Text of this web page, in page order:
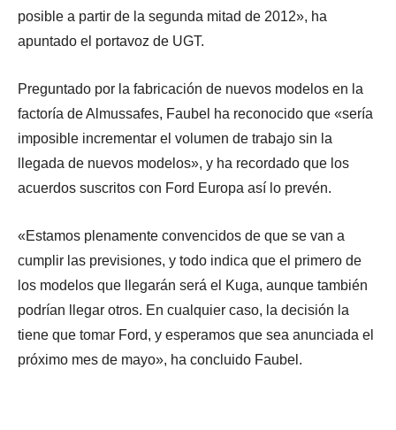
posible a partir de la segunda mitad de 2012», ha
apuntado el portavoz de UGT.
Preguntado por la fabricación de nuevos modelos en la
factoría de Almussafes, Faubel ha reconocido que «sería
imposible incrementar el volumen de trabajo sin la
llegada de nuevos modelos», y ha recordado que los
acuerdos suscritos con Ford Europa así lo prevén.
«Estamos plenamente convencidos de que se van a
cumplir las previsiones, y todo indica que el primero de
los modelos que llegarán será el Kuga, aunque también
podrían llegar otros. En cualquier caso, la decisión la
tiene que tomar Ford, y esperamos que sea anunciada el
próximo mes de mayo», ha concluido Faubel.